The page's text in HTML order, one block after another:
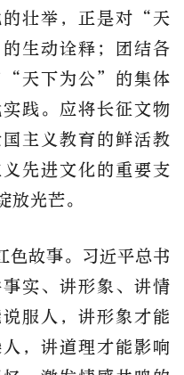
的壮举，正是对“天
生动诠释；团结各
“天下为公”的集体
践。应将长征文物
主义教育的鲜活教
先进文化的重要支
光芒。
色故事。习近平总书
实、讲形象、讲情
服人，讲形象才能
，讲道理才能影响